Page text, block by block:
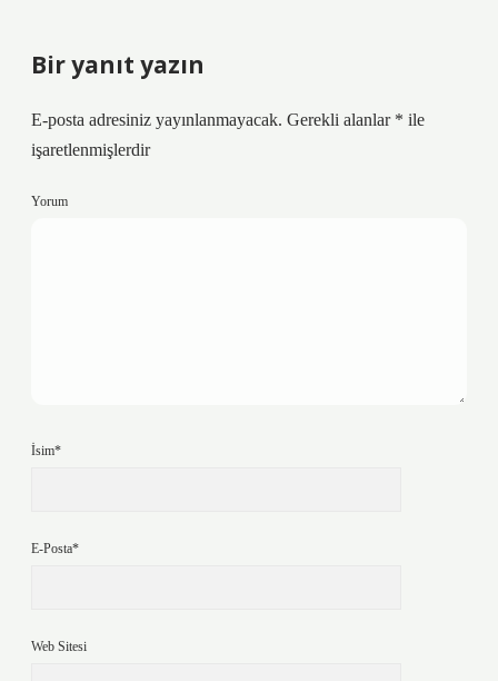
Bir yanıt yazın
E-posta adresiniz yayınlanmayacak. Gerekli alanlar * ile
işaretlenmişlerdir
Yorum
İsim*
E-Posta*
Web Sitesi